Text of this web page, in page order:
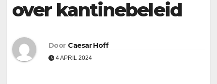
over kantinebeleid
Door Caesar Hoff
4 APRIL 2024